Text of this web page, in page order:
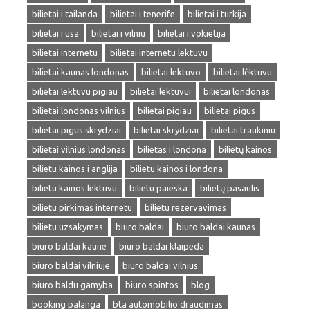
bilietai i tailanda
bilietai i tenerife
bilietai i turkija
bilietai i usa
bilietai i vilniu
bilietai i vokietija
bilietai internetu
bilietai internetu lektuvu
bilietai kaunas londonas
bilietai lektuvo
bilietai lėktuvu
bilietai lektuvu pigiau
bilietai lektuvui
bilietai londonas
bilietai londonas vilnius
bilietai pigiau
bilietai pigus
bilietai pigus skrydziai
bilietai skrydziai
bilietai traukiniu
bilietai vilnius londonas
bilietas i londona
bilietų kainos
bilietu kainos i anglija
bilietu kainos i londona
bilietu kainos lektuvu
bilietu paieska
bilietų pasaulis
bilietu pirkimas internetu
bilietu rezervavimas
bilietu uzsakymas
biuro baldai
biuro baldai kaunas
biuro baldai kaune
biuro baldai klaipeda
biuro baldai vilniuje
biuro baldai vilnius
biuro baldu gamyba
biuro spintos
blog
booking palanga
bta automobilio draudimas